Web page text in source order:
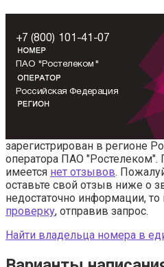
зарегистрирован в регионе
оператора ПАО
имеется нет отзывов.
оставьте свой отзыв ниже о
недостаточно информации,
проверку, отправив запрос.
Найти владельца номера в